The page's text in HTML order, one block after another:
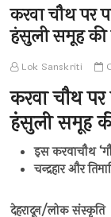
करवा चौथ पर
हंसुली समूह की
Lok Sanskriti
करवा चौथ पर
हंसुली समूह
इस करवाचौथ
चन्द्रहार और
देहरादून/लोक संस्कृति